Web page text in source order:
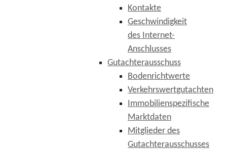
Kontakte
Geschwindigkeit
des Internet-
Anschlusses
Gutachterausschuss
Bodenrichtwerte
Verkehrswertgutachten
Immobilienspezifische
Marktdaten
Mitglieder des
Gutachterausschusses